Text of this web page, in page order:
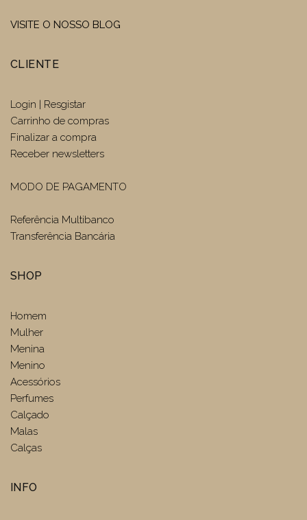
VISITE O NOSSO BLOG
CLIENTE
Login | Resgistar
Carrinho de compras
Finalizar a compra
Receber newsletters
MODO DE PAGAMENTO
Referência Multibanco
Transferência Bancária
SHOP
Homem
Mulher
Menina
Menino
Acessórios
Perfumes
Calçado
Malas
Calças
INFO